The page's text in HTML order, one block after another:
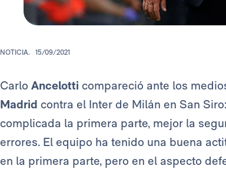
NOTICIA. 15/09/2021
Carlo Ancelotti compareció ante los
Madrid contra el Inter de Milán en San
complicada la primera parte, mejor la
errores. El equipo ha tenido una buena
en la primera parte, pero en el aspecto